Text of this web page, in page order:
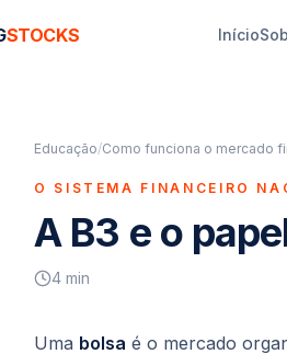
STOCKS Início
Educação/Como funciona o mercado
O SISTEMA FINANCEIRO
A B3 e o
4 min
Uma bolsa é o mercado